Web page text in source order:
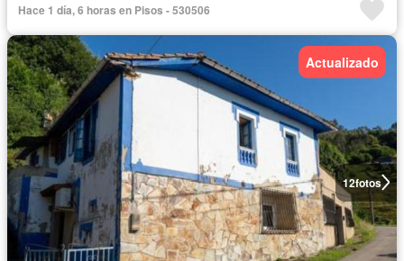
Hace 1 día, 6 horas en Pisos - 530506
12fotos
Actualizado